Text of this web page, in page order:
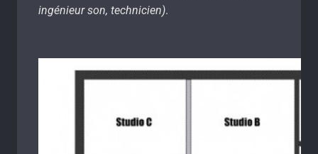
ingénieur son, technicien).